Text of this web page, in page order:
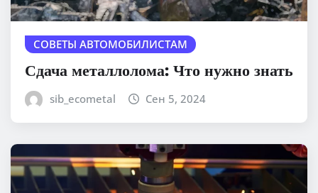
СОВЕТЫ АВТОМОБИЛИСТАМ
Сдача металлолома: Что нужно знать
sib_ecometal Сен 5, 2024